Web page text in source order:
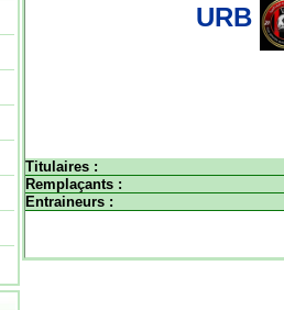
URB
Titulaires :
Remplaçants :
Entraineurs :